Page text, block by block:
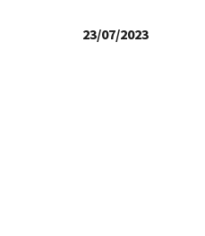
23/07/2023